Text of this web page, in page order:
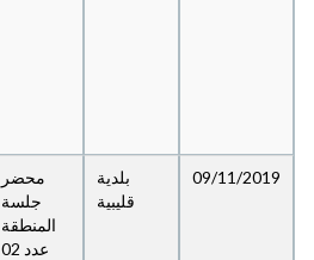
09/11/2019
بلدية
قليبية
محضر
جلسة
المنطقة
عدد 02